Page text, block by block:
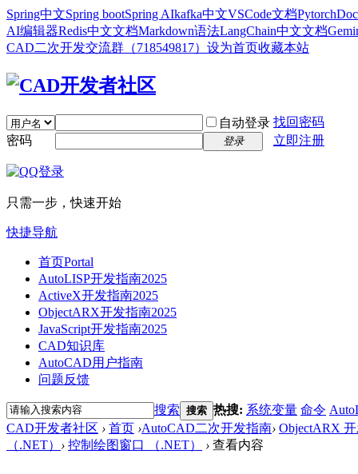
Spring中文Spring bootSpring AIkafka中文VSCode文档Pytorch
AI编辑器Redis中文文档Markdown语法LangChain中文文档
CAD二次开发交流群（718549817） 设为首页收藏本站
自动登录 找回密码
密码
登录 立即注册
只需一步，快速开始
快捷导航
首页Portal
AutoLISP开发指南2025
ActiveX开发指南2025
ObjectARX开发指南2025
JavaScript开发指南2025
CAD知识库
AutoCAD用户指南
问题反馈
搜索 搜索 热搜: 系统变量 命令
CAD开发者社区 › 首页 ›AutoCAD二次开发指南› ObjectARX
（.NET） › 控制绘图窗口 （.NET） › 查看内容